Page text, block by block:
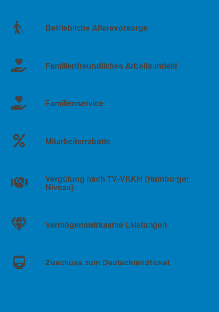
Betriebliche Altersvorsorge
Familienfreundliches Arbeitsumfeld
Familienservice
Mitarbeiterrabatte
Vergütung nach TV-VKKH (Hamburger
Niveau)
Vermögenswirksame Leistungen
Zuschuss zum Deutschlandticket